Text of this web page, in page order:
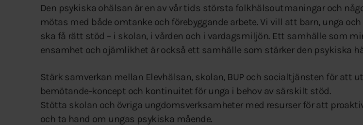
Den psykiska ohälsan är en av vår tids största folkhälsoutmaningar och
mötas med både omtanke och förebyggande arbete. Vi vill att barn, unga
ska få rätt stöd – i skolan, i vården och i vardagsmiljön. Ett samhälle som
ensamhet och ojämlikhet är också ett samhälle som stärker den psykiska
Stärk samverkan mellan Elevhälsan, skolan, BUP och socialtjänsten för att
bemötande-koncept och kontinuitet för unga i behov av särskilt stöd.
Stötta skolan och övriga ungdomsverksamheter med resurser för att
och ta hand om ungas psykiska mående.